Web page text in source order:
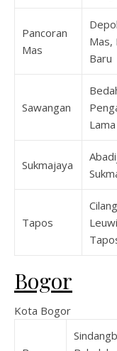
Pancoran
Mas
Mas,
Baru
Sawangan
Lama
Sukmajaya
Tapos
Bogor
Kota Bogor